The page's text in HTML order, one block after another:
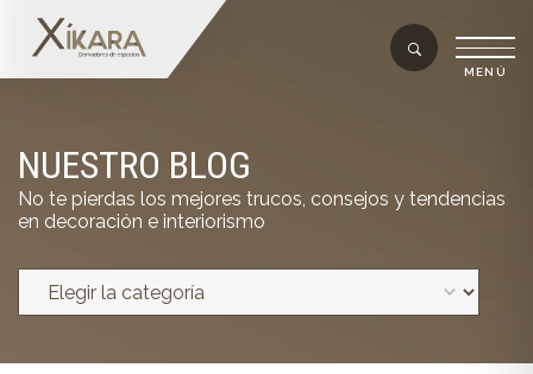
NUESTRO BLOG
No te pierdas los mejores trucos, consejos y tendencias
en decoración e interiorismo